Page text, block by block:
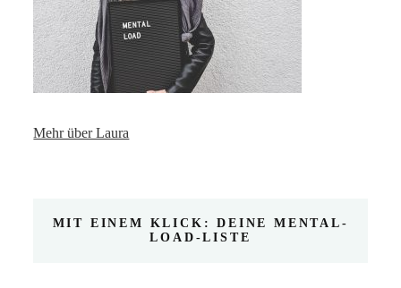
Mehr über Laura
MIT EINEM KLICK: DEINE MENTAL-
LOAD-LISTE